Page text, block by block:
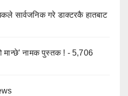
सार्वजनिक गरे डाक्टरकै हातबाट
मान्छे’ नामक पुस्तक ! - 5,706